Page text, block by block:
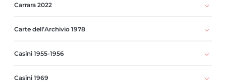
Carrara 2022
Carte dell’Archivio 1978
Casini 1955-1956
Casini 1969